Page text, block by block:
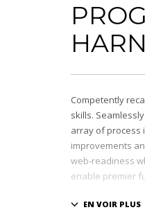
Competently
skills.
array of process
improvements
web-readiness
enable premier
Interactively